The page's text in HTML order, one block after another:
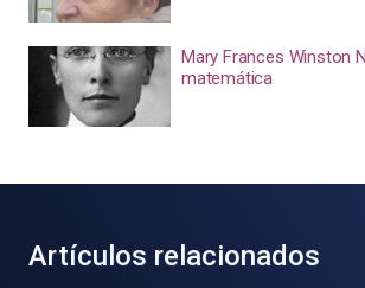
Mary Frances Winston
matemática
Artículos relacionados